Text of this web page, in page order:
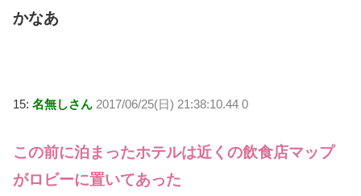
かなあ
15: 名無しさん 2017/06/25(日) 21:38:10.44 0
この前に泊まったホテルは近くの飲食店マップ
がロビーに置いてあった